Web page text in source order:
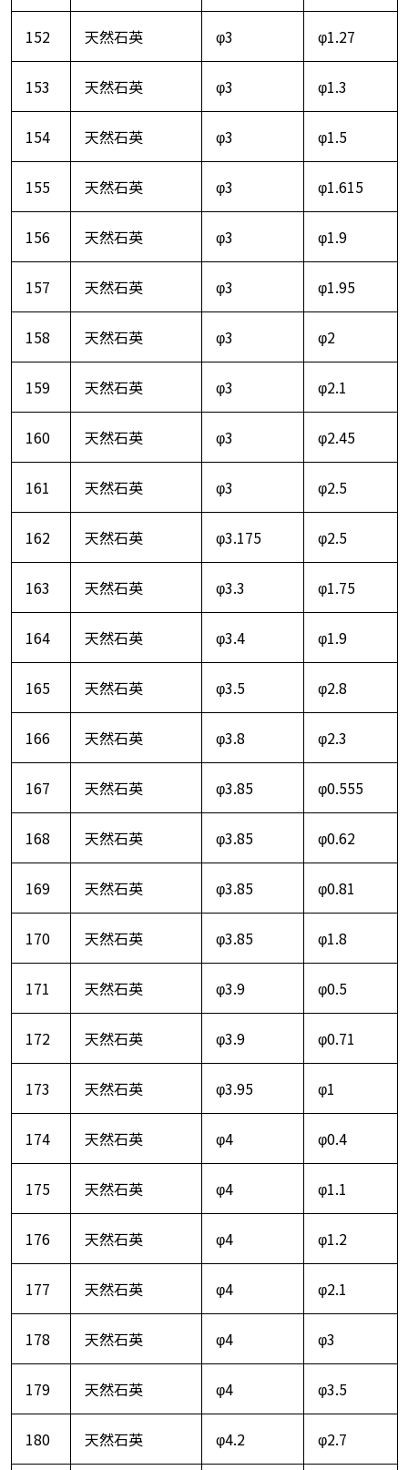
152 天然石英 φ3 φ1.27
153 天然石英 φ3 φ1.3
154 天然石英 φ3 φ1.5
155 天然石英 φ3 φ1.615
156 天然石英 φ3 φ1.9
157 天然石英 φ3 φ1.95
158 天然石英 φ3 φ2
159 天然石英 φ3 φ2.1
160 天然石英 φ3 φ2.45
161 天然石英 φ3 φ2.5
162 天然石英 φ3.175 φ2.5
163 天然石英 φ3.3 φ1.75
164 天然石英 φ3.4 φ1.9
165 天然石英 φ3.5 φ2.8
166 天然石英 φ3.8 φ2.3
167 天然石英 φ3.85 φ0.555
168 天然石英 φ3.85 φ0.62
169 天然石英 φ3.85 φ0.81
170 天然石英 φ3.85 φ1.8
171 天然石英 φ3.9 φ0.5
172 天然石英 φ3.9 φ0.71
173 天然石英 φ3.95 φ1
174 天然石英 φ4 φ0.4
175 天然石英 φ4 φ1.1
176 天然石英 φ4 φ1.2
177 天然石英 φ4 φ2.1
178 天然石英 φ4 φ3
179 天然石英 φ4 φ3.5
180 天然石英 φ4.2 φ2.7